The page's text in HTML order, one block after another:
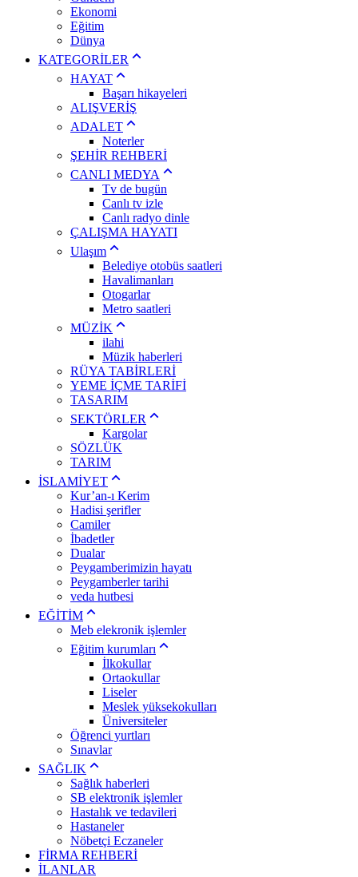
Ekonomi
Eğitim
Dünya
KATEGORİLER
HAYAT
Başarı hikayeleri
ALIŞVERİŞ
ADALET
Noterler
ŞEHİR REHBERİ
CANLI MEDYA
Tv de bugün
Canlı tv izle
Canlı radyo dinle
ÇALIŞMA HAYATI
Ulaşım
Belediye otobüs saatleri
Havalimanları
Otogarlar
Metro saatleri
MÜZİK
ilahi
Müzik haberleri
RÜYA TABİRLERİ
YEME İÇME TARİFİ
TASARIM
SEKTÖRLER
Kargolar
SÖZLÜK
TARIM
İSLAMİYET
Kur’an-ı Kerim
Hadisi şerifler
Camiler
İbadetler
Dualar
Peygamberimizin hayatı
Peygamberler tarihi
veda hutbesi
EĞİTİM
Meb elekronik işlemler
Eğitim kurumları
İlkokullar
Ortaokullar
Liseler
Meslek yüksekokulları
Üniversiteler
Öğrenci yurtları
Sınavlar
SAĞLIK
Sağlık haberleri
SB elektronik işlemler
Hastalık ve tedavileri
Hastaneler
Nöbetçi Eczaneler
FİRMA REHBERİ
İLANLAR